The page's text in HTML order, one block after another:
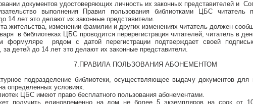
документов удостоверяющих личность их законных представителей и
выполнения Правил пользования библиотками ЦБС читатель
14 лет это делают их законные представители.
жительства, изменении фамилии и других изменениях читатель должен
в библиотеках ЦБС проводится перерегистрация читателей, читатель в
формуляре рядом с датой перегистрации подтверждает своей
детей до 14 лет это делают их законные представители.
7.ПРАВИЛА ПОЛЬЗОВАНИЯ АБОНЕМЕНТОМ
подразделение библиотеки, осуществляющее выдачу документов для
определенных условиях.
ЦБС имеют право бесплатного пользования абонементами.
получить единовременно на дом не более 5 экземпляров на срок от